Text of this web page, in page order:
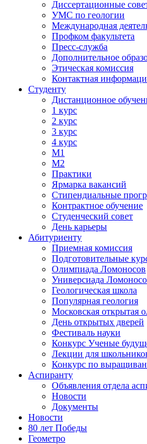
Диссертационные
УМС по геологии
Международная
Профком факультета
Пресс-служба
Дополнительное
Этическая комиссия
Контактная
Студенту
Дистанционное
1 курс
2 курс
3 курс
4 курс
М1
М2
Практики
Ярмарка вакансий
Стипендиальные
Контрактное обучение
Студенческий совет
День карьеры
Абитуриенту
Приемная комиссия
Подготовительные
Олимпиада Ломоносов
Универсиада
Геологическая школа
Популярная геология
Московская открытая
День открытых дверей
Фестиваль науки
Конкурс Ученые
Лекции для
Конкурс по
Аспиранту
Объявления отдела
Новости
Документы
Новости
80 лет Победы
Геометро